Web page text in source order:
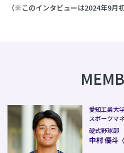
（※このインタビューは2024年9月
愛知工業
スポーツマ
硬式野球部
中村 優斗